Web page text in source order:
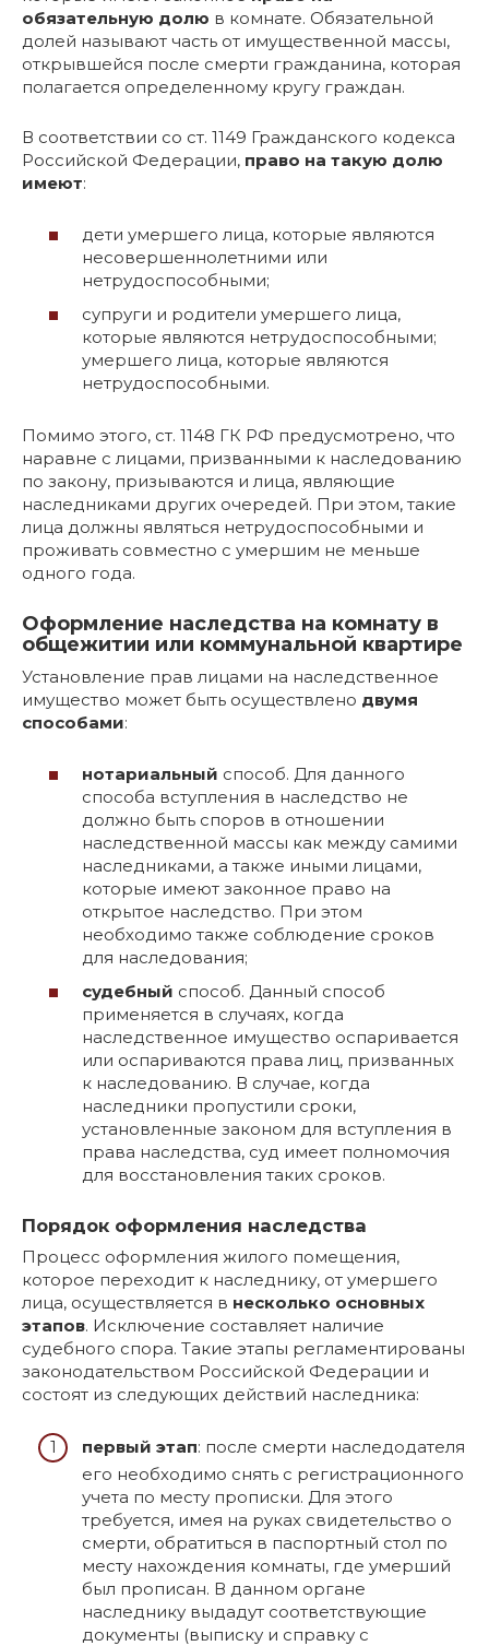
обязательную долю в комнате. Обязательной
долей называют часть от имущественной массы,
открывшейся после смерти гражданина, которая
полагается определенному кругу граждан.
В соответствии со ст. 1149 Гражданского кодекса
Российской Федерации, право на такую долю
имеют:
дети умершего лица, которые являются
несовершеннолетними или
нетрудоспособными;
супруги и родители умершего лица,
которые являются нетрудоспособными;
умершего лица, которые являются
нетрудоспособными.
Помимо этого, ст. 1148 ГК РФ предусмотрено, что
наравне с лицами, призванными к наследованию
по закону, призываются и лица, являющие
наследниками других очередей. При этом, такие
лица должны являться нетрудоспособными и
проживать совместно с умершим не меньше
одного года.
Оформление наследства на комнату в
общежитии или коммунальной квартире
Установление прав лицами на наследственное
имущество может быть осуществлено двумя
способами:
нотариальный способ. Для данного
способа вступления в наследство не
должно быть споров в отношении
наследственной массы как между самими
наследниками, а также иными лицами,
которые имеют законное право на
открытое наследство. При этом
необходимо также соблюдение сроков
для наследования;
судебный способ. Данный способ
применяется в случаях, когда
наследственное имущество оспаривается
или оспариваются права лиц, призванных
к наследованию. В случае, когда
наследники пропустили сроки,
установленные законом для вступления в
права наследства, суд имеет полномочия
для восстановления таких сроков.
Порядок оформления наследства
Процесс оформления жилого помещения,
которое переходит к наследнику, от умершего
лица, осуществляется в несколько основных
этапов. Исключение составляет наличие
судебного спора. Такие этапы регламентированы
законодательством Российской Федерации и
состоят из следующих действий наследника:
первый этап: после смерти наследодателя
его необходимо снять с регистрационного
учета по месту прописки. Для этого
требуется, имея на руках свидетельство о
смерти, обратиться в паспортный стол по
месту нахождения комнаты, где умерший
был прописан. В данном органе
наследнику выдадут соответствующие
документы (выписку и справку с